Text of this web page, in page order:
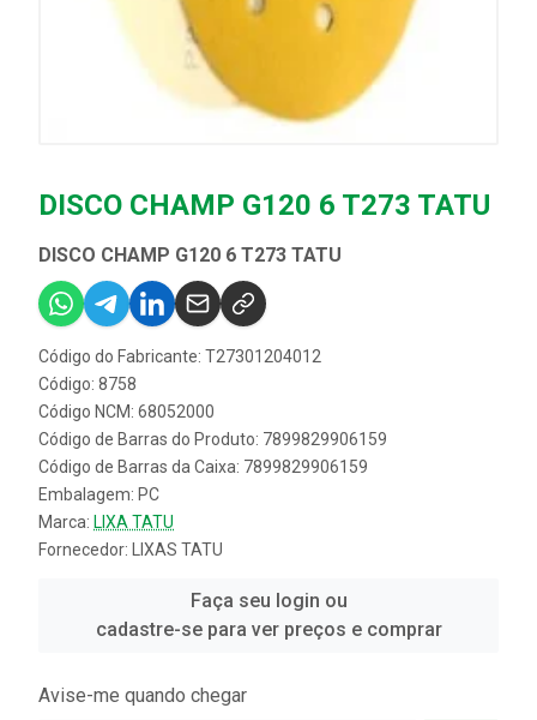
DISCO CHAMP G120 6 T273 TATU
DISCO CHAMP G120 6 T273 TATU
Código do Fabricante: T27301204012
Código: 8758
Código NCM: 68052000
Código de Barras do Produto: 7899829906159
Código de Barras da Caixa: 7899829906159
Embalagem: PC
Marca: LIXA TATU
Fornecedor:
LIXAS TATU
Faça seu login ou
cadastre-se para ver preços e comprar
Avise-me quando chegar